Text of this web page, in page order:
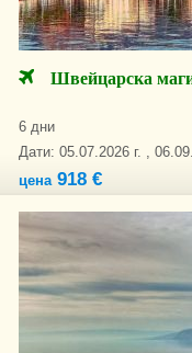
Швейцарска
6 дни
Дати: 05.07.2026 г. ,
цена918 €